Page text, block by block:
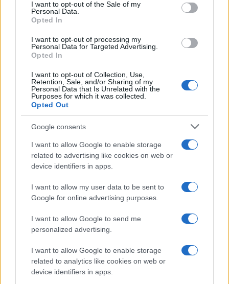
I want to opt-out of the Sale of my
Personal Data.
Opted In
I want to opt-out of processing my
Personal Data for Targeted Advertising.
Opted In
I want to opt-out of Collection, Use,
Retention, Sale, and/or Sharing of my
Personal Data that Is Unrelated with the
Purposes for which it was collected.
Opted Out
Google consents
I want to allow Google to enable storage
related to advertising like cookies on web or
device identifiers in apps.
I want to allow my user data to be sent to
Google for online advertising purposes.
I want to allow Google to send me
personalized advertising.
I want to allow Google to enable storage
related to analytics like cookies on web or
device identifiers in apps.
Ελληνική Αναπτυξιακή Τράπεζα: Με «προίκα» 2 δισ. ευρώ
εκατ. ευρώ και αύξηση
κερδών 57% - Τα νέα
στοιχήματα σε low & non
Χρηματοοικονομικός
σύμβουλος της ΔΕΗ για την
Η Chery επενδύει 75 εκατ. δολάρια στην KG Mobility